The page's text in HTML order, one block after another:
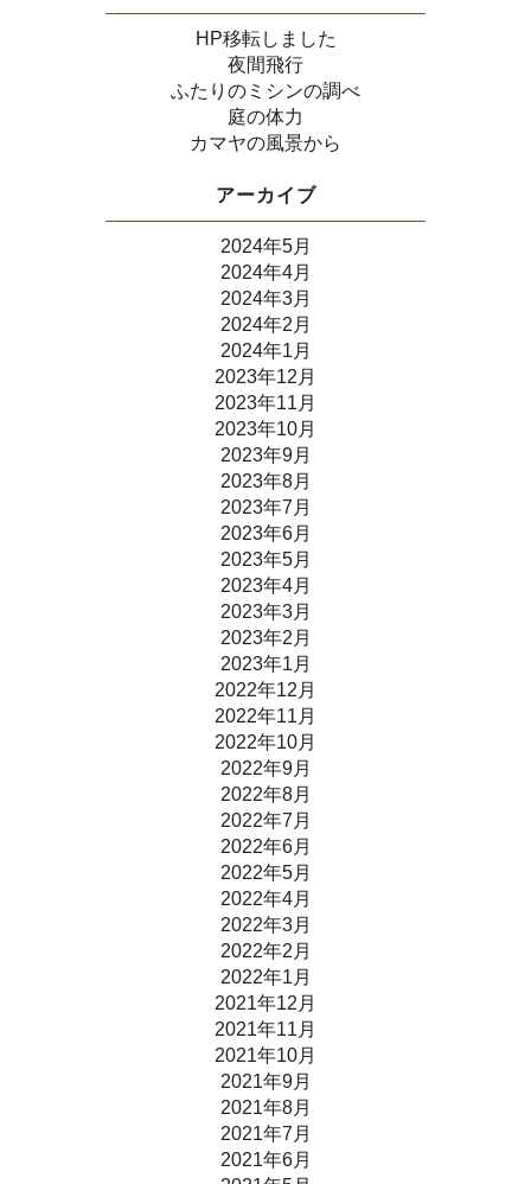
HP移転しました
夜間飛行
ふたりのミシンの調べ
庭の体力
カマヤの風景から
アーカイブ
2024年5月
2024年4月
2024年3月
2024年2月
2024年1月
2023年12月
2023年11月
2023年10月
2023年9月
2023年8月
2023年7月
2023年6月
2023年5月
2023年4月
2023年3月
2023年2月
2023年1月
2022年12月
2022年11月
2022年10月
2022年9月
2022年8月
2022年7月
2022年6月
2022年5月
2022年4月
2022年3月
2022年2月
2022年1月
2021年12月
2021年11月
2021年10月
2021年9月
2021年8月
2021年7月
2021年6月